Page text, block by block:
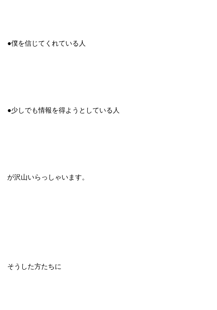
●僕を信じてくれている人
●少しでも情報を得ようとしている人
が沢山いらっしゃいます。
そうした方たちに